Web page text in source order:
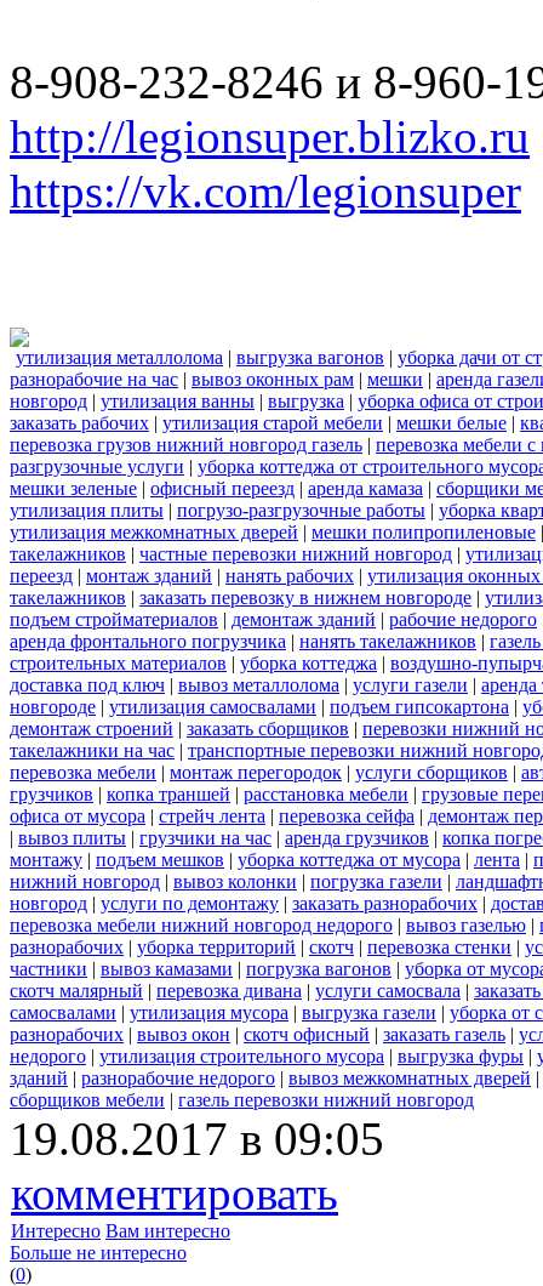
8-908-232-8246 и 8-960-
http://legionsuper.blizko.ru
https://vk.com/legionsuper
утилизация металлолома | выгрузка вагонов | уборка дачи от
разнорабочие на час | вывоз оконных рам | мешки | аренда
новгород | утилизация ванны | выгрузка | уборка офиса от
заказать рабочих | утилизация старой мебели | мешки белые |
перевозка грузов нижний новгород газель | перевозка мебели
разгрузочные услуги | уборка коттеджа от строительного
мешки зеленые | офисный переезд | аренда камаза | сборщики
утилизация плиты | погрузо-разгрузочные работы | уборка
утилизация межкомнатных дверей | мешки полипропиленовые
такелажников | частные перевозки нижний новгород |
переезд | монтаж зданий | нанять рабочих | утилизация
такелажников | заказать перевозку в нижнем новгороде |
подъем стройматериалов | демонтаж зданий | рабочие недорого
аренда фронтального погрузчика | нанять такелажников |
строительных материалов | уборка коттеджа | воздушно-
доставка под ключ | вывоз металлолома | услуги газели | аренда
новгороде | утилизация самосвалами | подъем гипсокартона |
демонтаж строений | заказать сборщиков | перевозки нижний
такелажники на час | транспортные перевозки нижний
перевозка мебели | монтаж перегородок | услуги сборщиков |
грузчиков | копка траншей | расстановка мебели | грузовые
офиса от мусора | стрейч лента | перевозка сейфа | демонтаж
| вывоз плиты | грузчики на час | аренда грузчиков | копка
монтажу | подъем мешков | уборка коттеджа от мусора | лента |
нижний новгород | вывоз колонки | погрузка газели |
новгород | услуги по демонтажу | заказать разнорабочих |
перевозка мебели нижний новгород недорого | вывоз газелью |
разнорабочих | уборка территорий | скотч | перевозка стенки |
частники | вывоз камазами | погрузка вагонов | уборка от
скотч малярный | перевозка дивана | услуги самосвала |
самосвалами | утилизация мусора | выгрузка газели | уборка от
разнорабочих | вывоз окон | скотч офисный | заказать газель |
недорого | утилизация строительного мусора | выгрузка фуры |
зданий | разнорабочие недорого | вывоз межкомнатных дверей |
сборщиков мебели | газель перевозки нижний новгород
19.08.2017 в 09:05
комментировать
Интересно Вам интересно
Больше не интересно
(0)